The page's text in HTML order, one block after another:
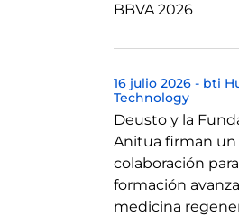
BBVA 2026
16 julio 2026 - bti
Technology
Deusto y la
Anitua firman
colaboración
formación
medicina